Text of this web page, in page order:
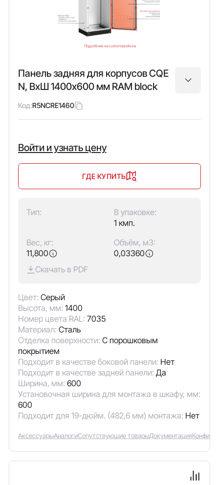
Панель задняя для корпусов CQE
N, ВхШ 1400х600 мм RAM block
Код:R5NCRE1460
Войти и узнать цену
ГДЕ КУПИТЬ
Тип:
В упаковке:
1 кмп.
Вес, кг:
11,800
Объём, м3:
0,03360
Скачать в PDF
Цвет: Серый
Высота, мм: 1400
Номер цвета RAL: 7035
Материал: Сталь
Отделка поверхности: С порошковым
покрытием
Подходит в качестве боковой панели: Нет
Подходит в качестве задней панели: Да
Ширина, мм: 600
Установочная ширина для монтажа в шкафу, мм:
600
Подходит для 19-дюйм. (482,6 мм) монтажа: Нет
АксессуарыАналогиСопутствующие товарыДокументация